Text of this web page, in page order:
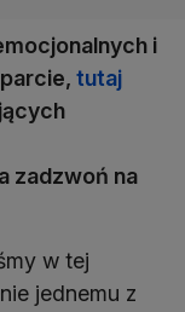
i
tutaj
zadzwoń na
w tej
jednemu z